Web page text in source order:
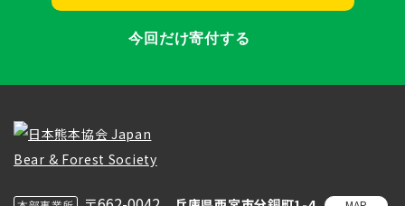
今回だけ寄付する